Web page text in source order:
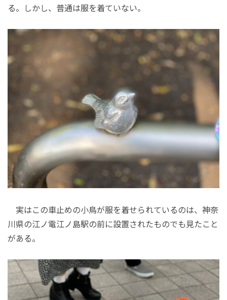
る。しかし、普通は服を着ていない。
実はこの車止めの小鳥が服を着せられているのは、神奈
川県の江ノ電江ノ島駅の前に設置されたものでも見たこと
がある。